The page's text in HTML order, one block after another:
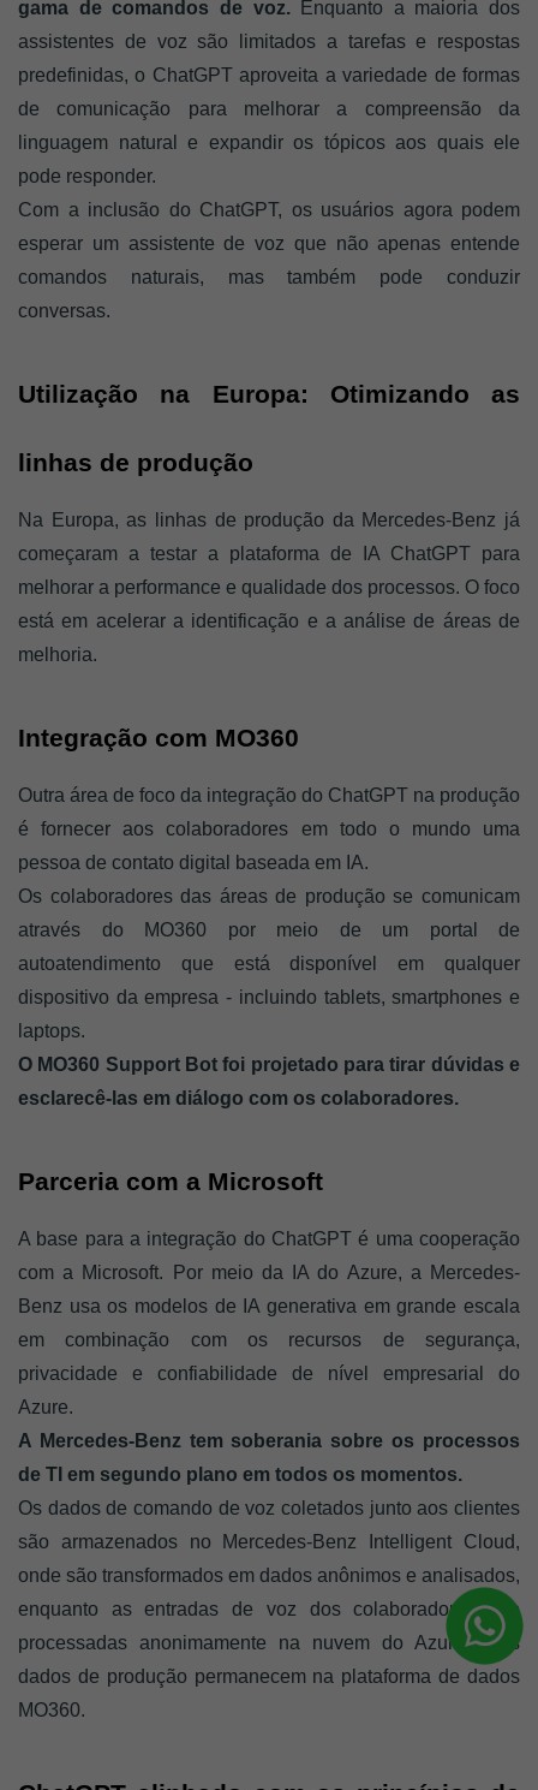
gama de comandos de voz.
Enquanto a maioria dos
assistentes de voz são limitados a tarefas e respostas
predefinidas, o ChatGPT aproveita a variedade de formas
de comunicação para melhorar a compreensão da
linguagem natural e expandir os tópicos aos quais ele
pode responder.
Com a inclusão do ChatGPT, os usuários agora podem
esperar um assistente de voz que não apenas entende
comandos naturais, mas também pode conduzir
conversas.
Utilização na Europa: Otimizando as
linhas de produção
Na Europa, as linhas de produção da Mercedes-Benz já
começaram a testar a plataforma de IA ChatGPT para
melhorar a performance e qualidade dos processos. O foco
está em acelerar a identificação e a análise de áreas de
melhoria.
Integração com MO360
Outra área de foco da integração do ChatGPT na produção
é fornecer aos colaboradores em todo o mundo uma
pessoa de contato digital baseada em IA.
Os colaboradores das áreas de produção se comunicam
através do MO360 por meio de um portal de
autoatendimento que está disponível em qualquer
dispositivo da empresa - incluindo tablets, smartphones e
laptops.
O MO360 Support Bot foi projetado para tirar dúvidas e
esclarecê-las em diálogo com os colaboradores.
Parceria com a Microsoft
A base para a integração do ChatGPT é uma cooperação
com a Microsoft. Por meio da IA do Azure, a Mercedes-
Benz usa os modelos de IA generativa em grande escala
em combinação com os recursos de segurança,
privacidade e confiabilidade de nível empresarial do
Azure.
A Mercedes-Benz tem soberania sobre os processos
de TI em segundo plano em todos os momentos.
Os dados de comando de voz coletados junto aos clientes
são armazenados no Mercedes-Benz Intelligent Cloud,
onde são transformados em dados anônimos e analisados,
enquanto as entradas de voz dos colaboradores são
processadas anonimamente na nuvem do Azure e os
dados de produção permanecem na plataforma de dados
MO360.